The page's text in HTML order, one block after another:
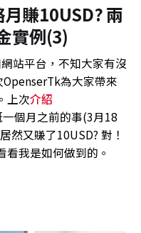
月賺10USD? 兩
實例(3)
站平台，不知大家有沒
為大家帶來
上次介紹
一個月之前的事(3月18
然又賺了10USD? 對！
我是如何做到的。